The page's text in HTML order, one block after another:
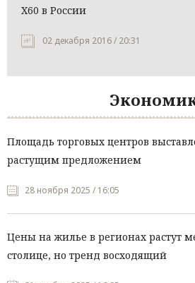
X60 в России
02 декабря 2016 / 20:31
Площадь торговых центров
растущим предложением
28 ноября 2025 / 16:05
Цены на жилье в регионах растут
столице, но тренд восходящий